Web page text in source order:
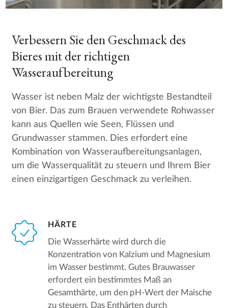
Verbessern Sie den Geschmack des
Bieres mit der richtigen
Wasseraufbereitung
Wasser ist neben Malz der wichtigste Bestandteil
von Bier. Das zum Brauen verwendete Rohwasser
kann aus Quellen wie Seen, Flüssen und
Grundwasser stammen. Dies erfordert eine
Kombination von Wasseraufbereitungsanlagen,
um die Wasserqualität zu steuern und Ihrem Bier
einen einzigartigen Geschmack zu verleihen.
HÄRTE
Die Wasserhärte wird durch die
Konzentration von Kalzium und Magnesium
im Wasser bestimmt. Gutes Brauwasser
erfordert ein bestimmtes Maß an
Gesamthärte, um den pH-Wert der Maische
zu steuern. Das Enthärten durch